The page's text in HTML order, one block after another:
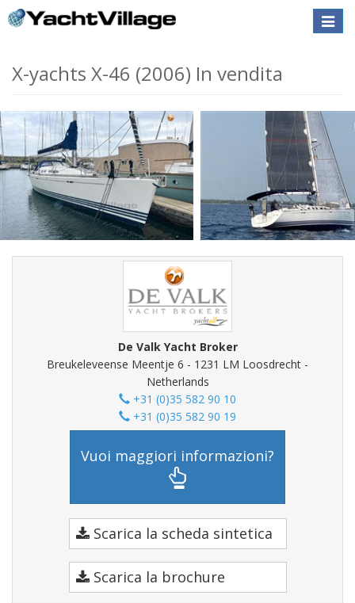
Toggle
X-yachts X-46 (2006) In vendita
De Valk Yacht Broker
Breukeleveense Meentje 6 - 1231 LM Loosdrecht -
Netherlands
+31 (0)35 582 90 10
+31 (0)35 582 90 19
Vuoi maggiori informazioni?
Scarica la scheda sintetica
Scarica la brochure